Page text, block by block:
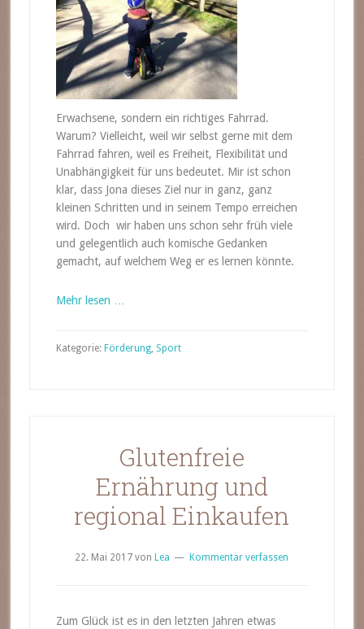
Erwachsene, sondern ein richtiges Fahrrad.
Warum? Vielleicht, weil wir selbst gerne mit dem
Fahrrad fahren, weil es Freiheit, Flexibilität und
Unabhängigkeit für uns bedeutet. Mir ist schon
klar, dass Jona dieses Ziel nur in ganz, ganz
kleinen Schritten und in seinem Tempo erreichen
wird. Doch wir haben uns schon sehr früh viele
und gelegentlich auch komische Gedanken
gemacht, auf welchem Weg er es lernen könnte.
Mehr lesen …
Kategorie: Förderung, Sport
Glutenfreie
Ernährung und
regional Einkaufen
22. Mai 2017 von Lea Kommentar verfassen
Zum Glück ist es in den letzten Jahren etwas